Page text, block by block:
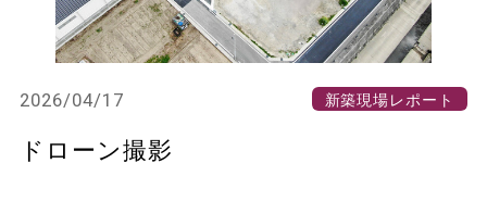
2026/04/17 新築現場レポート
ドローン撮影